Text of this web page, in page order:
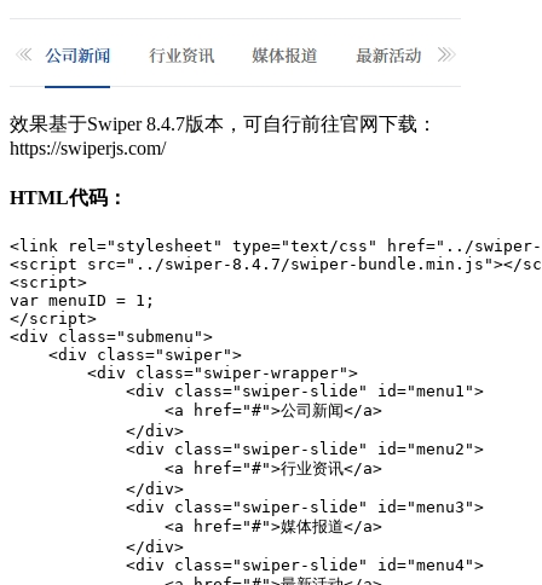
效果基于Swiper 8.4.7版本，可自行前往官网下载：
https://swiperjs.com/
HTML代码：
<link rel="stylesheet" type="text/css" href="../swiper-
<script src="../swiper-8.4.7/swiper-bundle.min.js"></
<script>
var menuID = 1;
</script>
<div class="submenu">
<div class="swiper">
<div class="swiper-wrapper">
<div class="swiper-slide" id="menu1">
<a href="#">公司新闻</a>
</div>
<div class="swiper-slide" id="menu2">
<a href="#">行业资讯</a>
</div>
<div class="swiper-slide" id="menu3">
<a href="#">媒体报道</a>
</div>
<div class="swiper-slide" id="menu4">